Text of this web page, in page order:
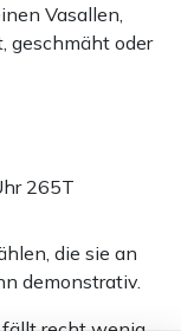
Vasallen,
geschmäht oder
265T
die sie an
demonstrativ.